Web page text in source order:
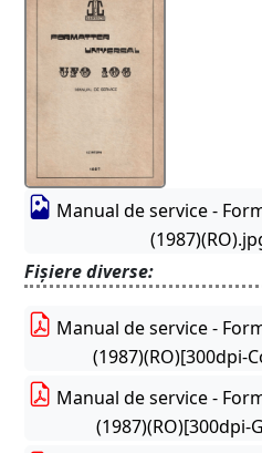
Manual de service -
Fișiere diverse:
Manual de service -
(1987)(RO)[300dpi-
Manual de service -
(1987)(RO)[300dpi-